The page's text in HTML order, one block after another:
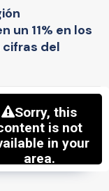
un 11% en los
del